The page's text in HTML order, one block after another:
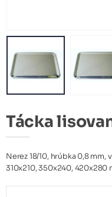
Tácka
Nerez 18/10, hrúbka 0,8 mm,
310x210, 350x240, 420x280